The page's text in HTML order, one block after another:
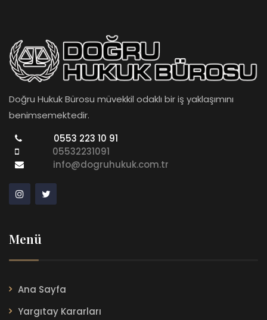
Doğru Hukuk Bürosu müvekkil odaklı bir iş yaklaşımını
benimsemektedir.
0553 223 10 91
05532231091
info@dogruhukuk.com.tr
Menü
Ana Sayfa
Yargıtay Kararları